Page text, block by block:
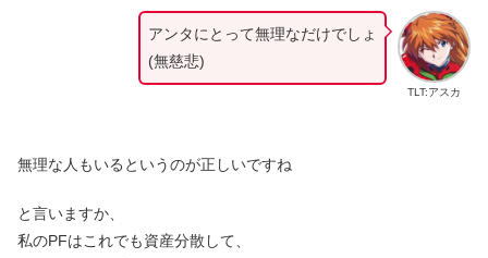
TLT:アスカ
アンタにとって無理なだけでしょ
(無慈悲)
無理な人もいるというのが正しいですね
と言いますか、
私のPFはこれでも資産分散して、